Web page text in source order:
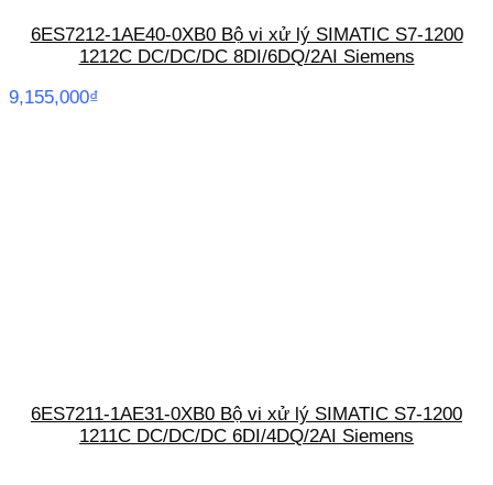
6ES7212-1AE40-0XB0 Bộ vi xử lý SIMATIC S7-1200
1212C DC/DC/DC 8DI/6DQ/2AI Siemens
9,155,000₫
6ES7211-1AE31-0XB0 Bộ vi xử lý SIMATIC S7-1200
1211C DC/DC/DC 6DI/4DQ/2AI Siemens